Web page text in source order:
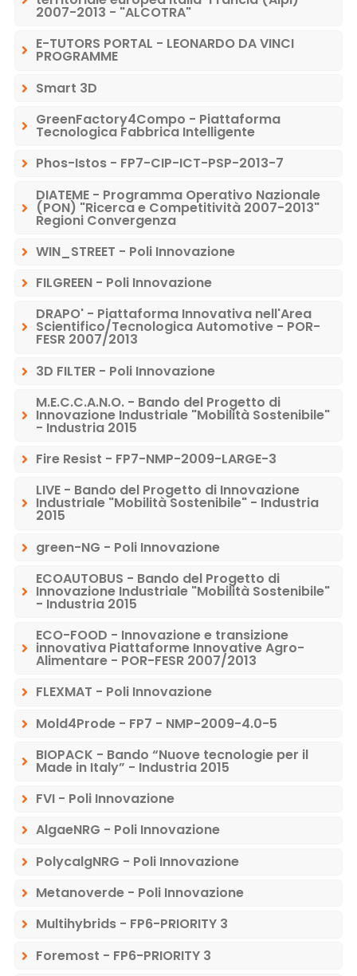
2007-2013 - "ALCOTRA"
E-TUTORS PORTAL - LEONARDO DA VINCI
PROGRAMME
Smart 3D
GreenFactory4Compo - Piattaforma
Tecnologica Fabbrica Intelligente
Phos-Istos - FP7-CIP-ICT-PSP-2013-7
DIATEME - Programma Operativo Nazionale
(PON) "Ricerca e Competitività 2007-2013"
Regioni Convergenza
WIN_STREET - Poli Innovazione
FILGREEN - Poli Innovazione
DRAPO' - Piattaforma Innovativa nell'Area
Scientifico/Tecnologica Automotive - POR-
FESR 2007/2013
3D FILTER - Poli Innovazione
M.E.C.C.A.N.O. - Bando del Progetto di
Innovazione Industriale "Mobilità Sostenibile"
- Industria 2015
Fire Resist - FP7-NMP-2009-LARGE-3
LIVE - Bando del Progetto di Innovazione
Industriale "Mobilità Sostenibile" - Industria
2015
green-NG - Poli Innovazione
ECOAUTOBUS - Bando del Progetto di
Innovazione Industriale "Mobilità Sostenibile"
- Industria 2015
ECO-FOOD - Innovazione e transizione
innovativa Piattaforme Innovative Agro-
Alimentare - POR-FESR 2007/2013
FLEXMAT - Poli Innovazione
Mold4Prode - FP7 - NMP-2009-4.0-5
BIOPACK - Bando “Nuove tecnologie per il
Made in Italy” - Industria 2015
FVI - Poli Innovazione
AlgaeNRG - Poli Innovazione
PolycalgNRG - Poli Innovazione
Metanoverde - Poli Innovazione
Multihybrids - FP6-PRIORITY 3
Foremost - FP6-PRIORITY 3